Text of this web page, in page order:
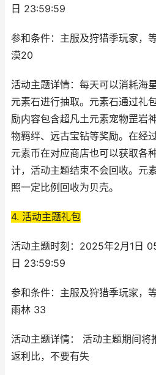
日 23:59:59
参和条件：主服及狩猎季玩家，
漠20
活动主题详情：每天可以消耗海
元素石进行抽取。元素石通过礼
励内容包含超凡土元素宠物罡岩
物羁绊、远古宝钻等奖励。在经
元素币在对应商店也可以获取各
计，活动主题结束不会回收。元
照一定比例回收为贝壳。
4. 活动主题礼包
活动主题时刻：2025年2月1日
日 23:59:59
参和条件：主服及狩猎季玩家，
雨林 33
活动主题详情： 活动主题期间将
返利比，不要有失